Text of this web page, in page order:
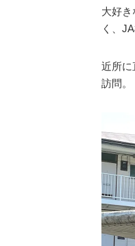
大好
く、
近所に
訪問。